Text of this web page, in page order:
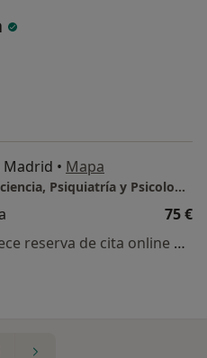
Madrid • Mapa
Centro Synaptic de Neurociencia, Psiquiatría y Psicología
75 €
Este especialista no ofrece reserva de cita online en esta dirección.